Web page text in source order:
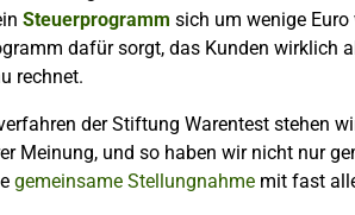
Steuerprogramm sich um wenige
dafür sorgt, das Kunden wirklich
rechnet.
der Stiftung Warentest stehen
Meinung, und so haben wir nicht nur
gemeinsame Stellungnahme mit fast